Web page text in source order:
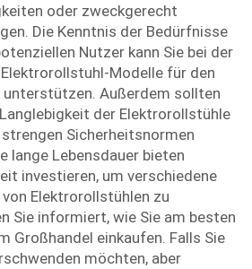
oder zweckgerecht
Die Kenntnis der Bedürfnisse
Nutzer kann Sie bei der
Modelle für den
unterstützen. Außerdem sollten
der Elektrorollstühle
Sicherheitsnormen
lange Lebensdauer bieten
investieren, um verschiedene
Elektrorollstühlen zu
Sie informiert, wie Sie am besten
Großhandel einkaufen. Falls Sie
möchten, aber